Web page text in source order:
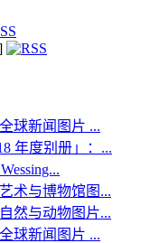
球新闻图片 ...
年度别册」：...
术与博物馆图...
然与动物图片...
球新闻图片 ...